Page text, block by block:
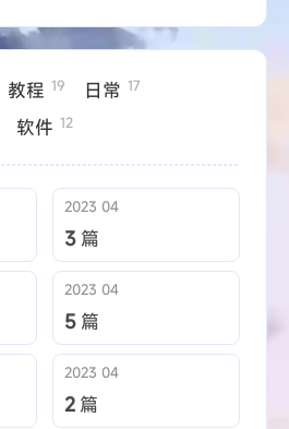
教程 19 日常 17
软件 12
2023 04
3 篇
2023 04
5 篇
2023 04
2 篇